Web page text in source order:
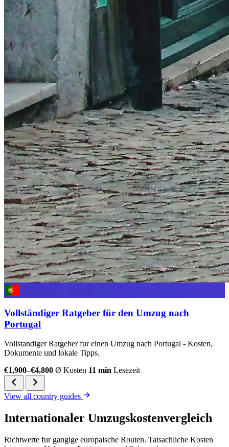
Vollständiger Ratgeber für den Umzug nach
Portugal
Vollstandiger Ratgeber fur einen Umzug nach Portugal - Kosten,
Dokumente und lokale Tipps.
€1,900–€4,800 Ø Kosten 11 min Lesezeit
View all country guides
Internationaler Umzugskostenvergleich
Richtwerte fur gangige europaische Routen. Tatsachliche Kosten